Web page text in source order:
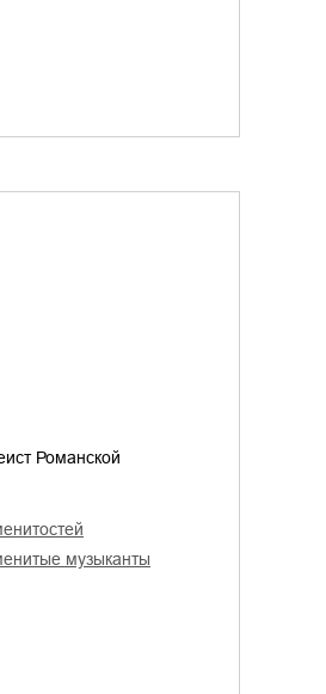
Романской
музыканты